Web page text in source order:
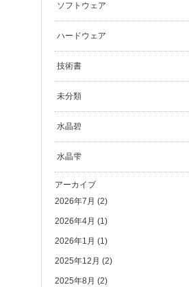
ソフトウェア
ハードウェア
技術書
未分類
水晶碧
水晶雫
アーカイブ
2026年7月 (2)
2026年4月 (1)
2026年1月 (1)
2025年12月 (2)
2025年8月 (2)